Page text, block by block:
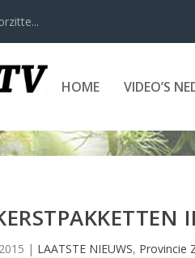
HOME VIDEO’S
| LAATSTE NIEUWS, Provincie